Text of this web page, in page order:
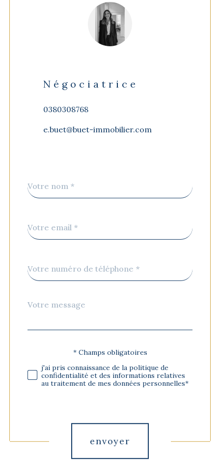
Négociatrice
0380308768
e.buet@buet-immobilier.com
Fieldset
*
*
*
Fieldset
défaut
Message
Validation* Champs obligatoires
j'ai pris connaissance de la politique de
confidentialité et des informations relatives
au traitement de mes données personnelles*
envoyer